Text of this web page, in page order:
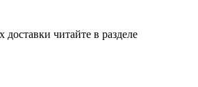
читайте в разделе